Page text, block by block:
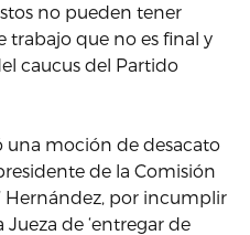
no pueden tener
trabajo que no es final y
caucus del Partido
una moción de desacato
de la Comisión
Hernández, por incumplir
de ‘entregar de